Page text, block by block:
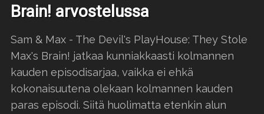
Brain! arvostelussa
Sam & Max - The Devil's PlayHouse: They Stole
Max's Brain! jatkaa kunniakkaasti kolmannen
kauden episodisarjaa, vaikka ei ehkä
kokonaisuutena olekaan kolmannen kauden
paras episodi. Siitä huolimatta etenkin alun